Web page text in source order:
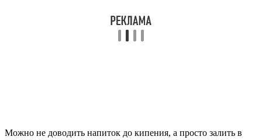
Можно не доводить напиток до кипения, а просто залить в